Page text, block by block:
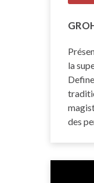
la
des